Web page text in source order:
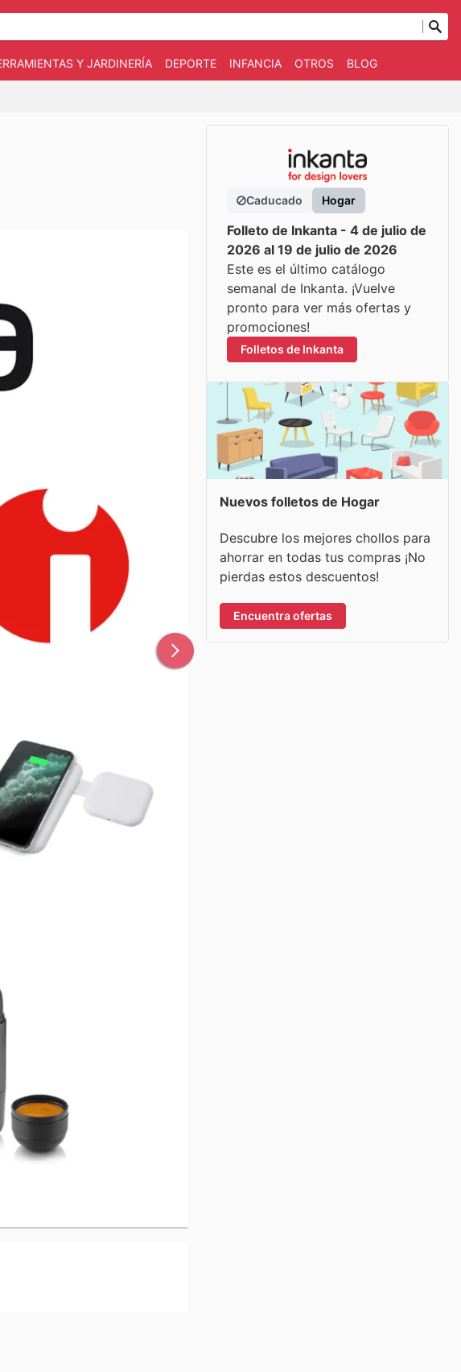
Y JARDINERÍA DEPORTE INFANCIA OTROS BLOG
Caducado Hogar
Folleto de Inkanta - 4 de julio de
2026 al 19 de julio de 2026
Este es el último catálogo
semanal de Inkanta. ¡Vuelve
pronto para ver más ofertas y
promociones!
Folletos de Inkanta
Nuevos folletos de Hogar
Descubre los mejores chollos para
ahorrar en todas tus compras ¡No
pierdas estos descuentos!
Encuentra ofertas